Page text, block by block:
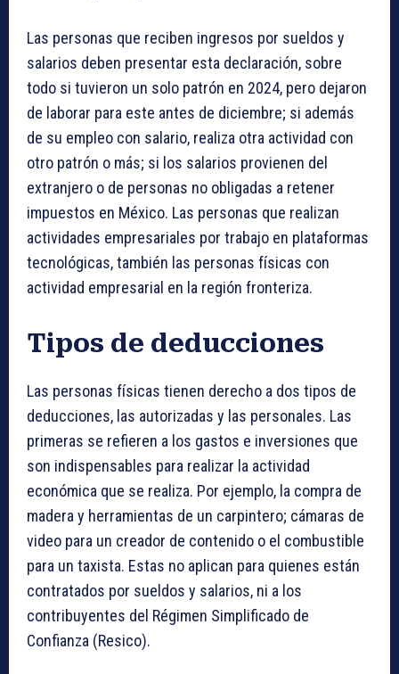
Las personas que reciben ingresos por sueldos y
salarios deben presentar esta declaración, sobre
todo si tuvieron un solo patrón en 2024, pero dejaron
de laborar para este antes de diciembre; si además
de su empleo con salario, realiza otra actividad con
otro patrón o más; si los salarios provienen del
extranjero o de personas no obligadas a retener
impuestos en México. Las personas que realizan
actividades empresariales por trabajo en plataformas
tecnológicas, también las personas físicas con
actividad empresarial en la región fronteriza.
Tipos de deducciones
Las personas físicas tienen derecho a dos tipos de
deducciones, las autorizadas y las personales. Las
primeras se refieren a los gastos e inversiones que
son indispensables para realizar la actividad
económica que se realiza. Por ejemplo, la compra de
madera y herramientas de un carpintero; cámaras de
video para un creador de contenido o el combustible
para un taxista. Estas no aplican para quienes están
contratados por sueldos y salarios, ni a los
contribuyentes del Régimen Simplificado de
Confianza (Resico).